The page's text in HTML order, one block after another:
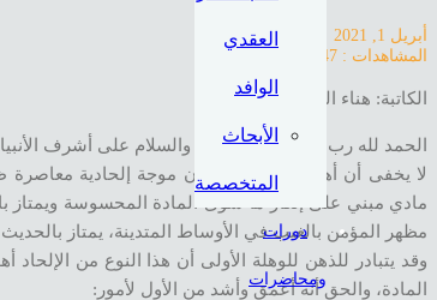
العقدي
الوافد
الأبحاث
المتخصصة
دورات
ومحاضرات
أبريل 1, 2021
المشاهدات : 1,747
الكاتبة: هناء النفجان
الحمد لله رب العالمين، والصلاة والسلام على أشرف
لا يخفى أن أهل الإسلام يواجهون موجة إلحادية معاصرة
مادي مبني على إنكار ما سوى المادة المحسوسة ويمتاز
مظهر المؤمن بالغيب في الأوساط المتدينة، يمتاز
وقد يتبادر للذهن للوهلة الأولى أن هذا النوع من
المادة، والحق أنه أعمق وأشد من الأول لأمور: